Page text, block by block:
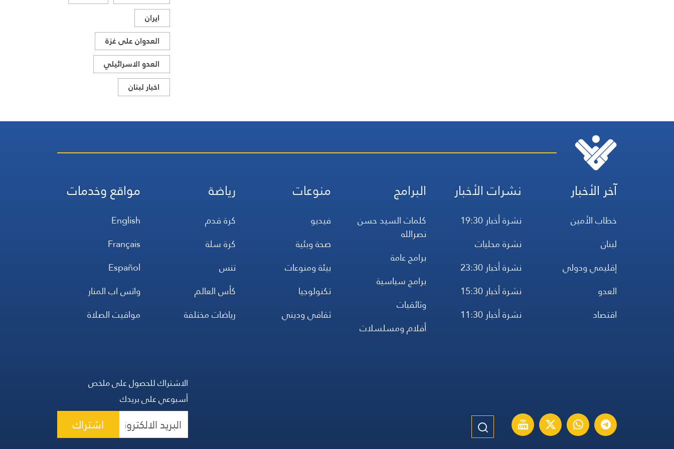
ايران
العدوان على غزة
العدو الاسرائيلي
اخبار لبنان
آخر الأخبار
خطاب الأمين
لبنان
إقليمي ودولي
العدو
اقتصاد
نشرات الأخبار
نشرة أخبار 19:30
نشرة محليات
نشرة أخبار 23:30
نشرة أخبار 15:30
نشرة أخبار 11:30
البرامج
كلمات السيد حسن
نصرالله
برامج عامة
برامج سياسية
وثائقيات
أفلام ومسلسلات
منوعات
فيديو
صحة وبئية
بيئة ومنوعات
تكنولوجيا
ثقافي وديني
رياضة
كرة قدم
كرة سلة
تنس
كأس العالم
رياضات مختلفة
مواقع وخدمات
English
Français
Español
واتس اب المنار
مواقيت الصلاة
الاشتراك للحصول على ملخص
أسبوعي على بريدك
اشتراك